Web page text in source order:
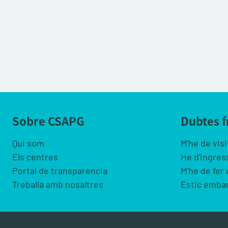
Sobre CSAPG
Qui som
Els centres
Portal de transparència
Treballa amb nosaltres
Dubtes
M'he de
He
M'he de fer
Estic